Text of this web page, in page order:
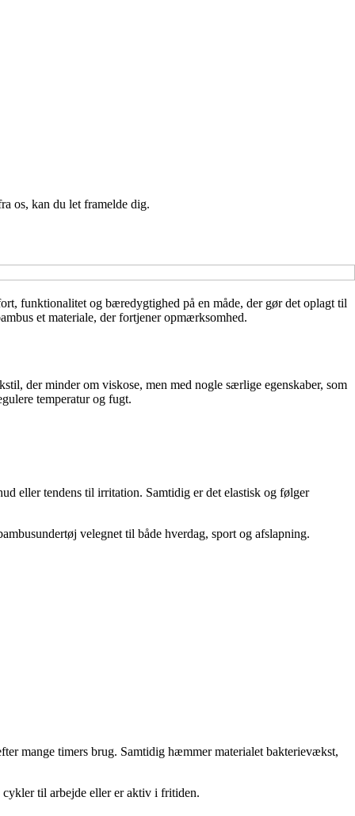
os, kan du let framelde dig.
funktionalitet og bæredygtighed på en måde, der gør det oplagt til
et materiale, der fortjener opmærksomhed.
der minder om viskose, men med nogle særlige egenskaber, som
temperatur og fugt.
eller tendens til irritation. Samtidig er det elastisk og følger
velegnet til både hverdag, sport og afslapning.
mange timers brug. Samtidig hæmmer materialet bakterievækst,
cykler til arbejde eller er aktiv i fritiden.